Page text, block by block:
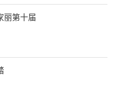
丽第十届